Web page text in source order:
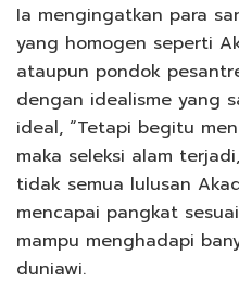
Ia mengingatkan para
yang homogen seperti
ataupun pondok
dengan idealisme yang
ideal, “Tetapi begitu
maka seleksi alam
tidak semua lulusan
mencapai pangkat
mampu menghadapi
duniawi.